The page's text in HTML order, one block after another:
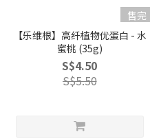
售完
【乐维根】高纤植物优蛋白 - 水
蜜桃 (35g)
S$4.50
S$5.50